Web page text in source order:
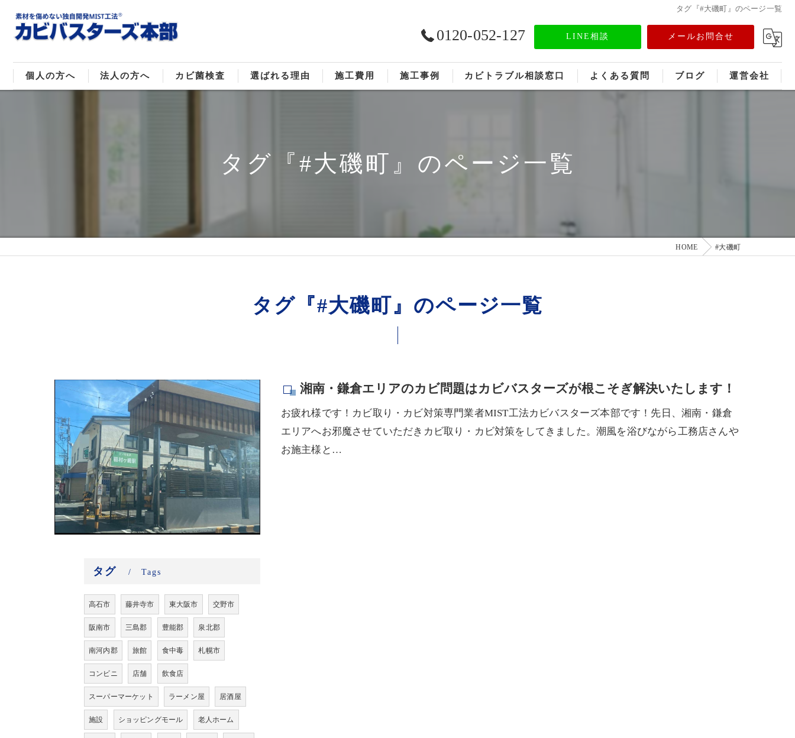
タグ『#大磯町』のページ一覧
0120-052-127 LINE相談 メールお問合せ
個人の方へ 法人の方へ
レジャー施設のカビ取り
カビ菌検査 選ばれる理由 施工費用 施工事例 カビトラブル相談窓口 よくある質問 ブログ 運営会社
タグ『#大磯町』のページ一覧
HOME #大磯町
タグ『#大磯町』のページ一覧
湘南・鎌倉エリアのカビ問題はカビバスターズが根こそぎ解決いたします！
お疲れ様です！カビ取り・カビ対策専門業者MIST工法カビバスターズ本部です！先日、湘南・鎌倉
エリアへお邪魔させていただきカビ取り・カビ対策をしてきました。潮風を浴びながら工務店さんや
お施主様と…
タグ Tags
高石市 藤井寺市 東大阪市 交野市
阪南市 三島郡 豊能郡 泉北郡
南河内郡 旅館 食中毒 札幌市
コンビニ 店舗 飲食店
スーパーマーケット ラーメン屋 居酒屋
施設 ショッピングモール 老人ホーム